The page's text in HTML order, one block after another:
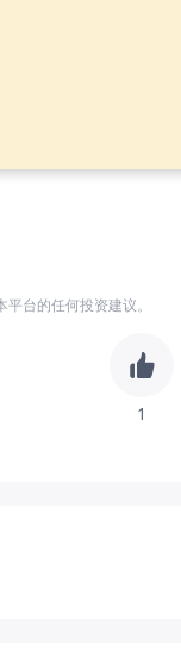
台的任何投资建议。
1